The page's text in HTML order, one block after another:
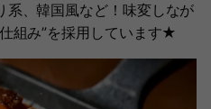
系、韓国風など！味変しなが
組み”を採用しています★